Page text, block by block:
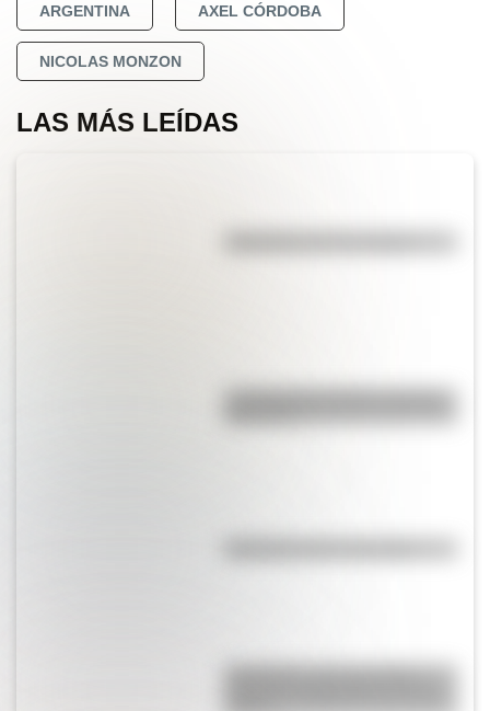
ARGENTINA AXEL CÓRDOBA
NICOLAS MONZON
LAS MÁS LEÍDAS
La vida de San Martín contada
Efemérides: tres cosas que